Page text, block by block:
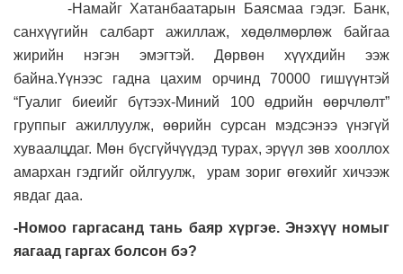
-Намайг Хатанбаатарын Баясмаа гэдэг. Банк,
санхүүгийн салбарт ажиллаж, хөдөлмөрлөж байгаа
жирийн нэгэн эмэгтэй. Дөрвөн хүүхдийн ээж
байна.Үүнээс гадна цахим орчинд 70000 гишүүнтэй
“Гуалиг биеийг бүтээх-Миний 100 өдрийн өөрчлөлт”
группыг ажиллуулж, өөрийн сурсан мэдсэнээ үнэгүй
хуваалцдаг. Мөн бүсгүйчүүдэд турах, эрүүл зөв хооллох
амархан гэдгийг ойлгуулж, урам зориг өгөхийг хичээж
явдаг даа.
-Номоо гаргасанд тань баяр хүргэе. Энэхүү номыг
яагаад гаргах болсон бэ?